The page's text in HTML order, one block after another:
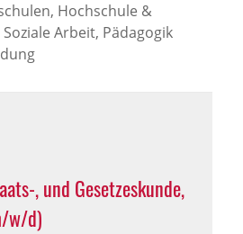
Hochschule &
Arbeit, Pädagogik
, und Gesetzeskunde,
w/d)